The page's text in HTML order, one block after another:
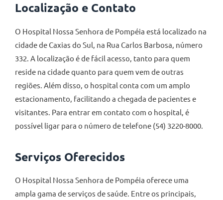
Localização e Contato
O Hospital Nossa Senhora de Pompéia está localizado na
cidade de Caxias do Sul, na Rua Carlos Barbosa, número
332. A localização é de fácil acesso, tanto para quem
reside na cidade quanto para quem vem de outras
regiões. Além disso, o hospital conta com um amplo
estacionamento, facilitando a chegada de pacientes e
visitantes. Para entrar em contato com o hospital, é
possível ligar para o número de telefone (54) 3220-8000.
Serviços Oferecidos
O Hospital Nossa Senhora de Pompéia oferece uma
ampla gama de serviços de saúde. Entre os principais,